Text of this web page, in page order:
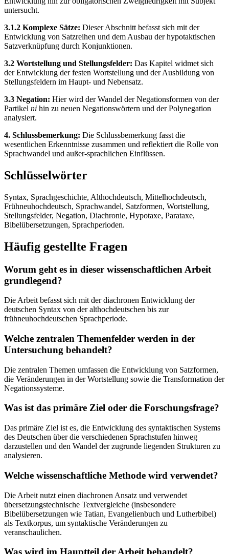
untersucht.
3.1.2 Komplexe Sätze: Dieser Abschnitt befasst sich mit der
Entwicklung von Satzreihen und dem Ausbau der hypotaktischen
Satzverknüpfung durch Konjunktionen.
3.2 Wortstellung und Stellungsfelder: Das Kapitel widmet sich
der Entwicklung der festen Wortstellung und der Ausbildung von
Stellungsfeldern im Haupt- und Nebensatz.
3.3 Negation: Hier wird der Wandel der Negationsformen von der
Partikel ni hin zu neuen Negationswörtern und der Polynegation
analysiert.
4. Schlussbemerkung: Die Schlussbemerkung fasst die
wesentlichen Erkenntnisse zusammen und reflektiert die Rolle von
Sprachwandel und außer-sprachlichen Einflüssen.
Schlüsselwörter
Syntax, Sprachgeschichte, Althochdeutsch, Mittelhochdeutsch,
Frühneuhochdeutsch, Sprachwandel, Satzformen, Wortstellung,
Stellungsfelder, Negation, Diachronie, Hypotaxe, Parataxe,
Bibelübersetzungen, Sprachperioden.
Häufig gestellte Fragen
Worum geht es in dieser wissenschaftlichen Arbeit
grundlegend?
Die Arbeit befasst sich mit der diachronen Entwicklung der
deutschen Syntax von der althochdeutschen bis zur
frühneuhochdeutschen Sprachperiode.
Welche zentralen Themenfelder werden in der
Untersuchung behandelt?
Die zentralen Themen umfassen die Entwicklung von Satzformen,
die Veränderungen in der Wortstellung sowie die Transformation der
Negationssysteme.
Was ist das primäre Ziel oder die Forschungsfrage?
Das primäre Ziel ist es, die Entwicklung des syntaktischen Systems
des Deutschen über die verschiedenen Sprachstufen hinweg
darzustellen und den Wandel der zugrunde liegenden Strukturen zu
analysieren.
Welche wissenschaftliche Methode wird verwendet?
Die Arbeit nutzt einen diachronen Ansatz und verwendet
übersetzungstechnische Textvergleiche (insbesondere
Bibelübersetzungen wie Tatian, Evangelienbuch und Lutherbibel)
als Textkorpus, um syntaktische Veränderungen zu
veranschaulichen.